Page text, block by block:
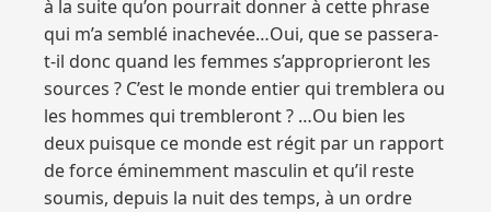
à la suite qu’on pourrait donner à cette phrase
qui m’a semblé inachevée…Oui, que se passera-
t-il donc quand les femmes s’approprieront les
sources ? C’est le monde entier qui tremblera ou
les hommes qui trembleront ? …Ou bien les
deux puisque ce monde est régit par un rapport
de force éminemment masculin et qu’il reste
soumis, depuis la nuit des temps, à un ordre